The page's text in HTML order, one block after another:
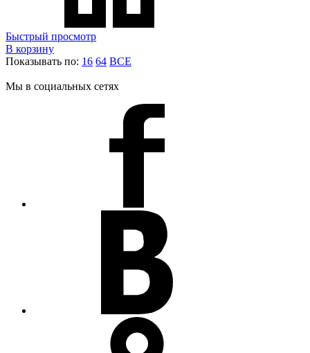
Быстрый просмотр
В корзину
Показывать по: 16 64 ВСЕ
Мы в социальных сетях